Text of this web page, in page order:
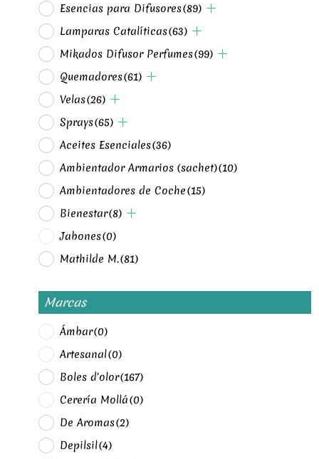
Esencias para Difusores(89)
Lamparas Catalíticas(63)
Mikados Difusor Perfumes(99)
Quemadores(61)
Velas(26)
Sprays(65)
Aceites Esenciales(36)
Ambientador Armarios (sachet)(10)
Ambientadores de Coche(15)
Bienestar(8)
Jabones(0)
Mathilde M.(81)
Marcas
Ámbar(0)
Artesanal(0)
Boles d'olor(167)
Cerería Mollá(0)
De Aromas(2)
Depilsil(4)